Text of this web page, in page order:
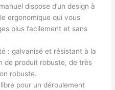
dispose d’un design à
ergonomique qui vous
plus facilement et sans
: galvanisé et résistant à la
de produit robuste, de très
robuste.
pour un déroulement